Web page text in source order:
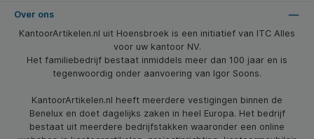
Over ons
KantoorArtikelen.nl uit Hoensbroek is een initiatief van ITC Alles
voor uw kantoor NV.
Het familiebedrijf bestaat inmiddels meer dan 100 jaar en is
tegenwoordig onder aanvoering van Igor Soons.
KantoorArtikelen.nl heeft meerdere vestigingen binnen de
Benelux en doet dagelijks zaken in heel Europa. Het bedrijf
bestaat uit meerdere bedrijfstakken waaronder een online